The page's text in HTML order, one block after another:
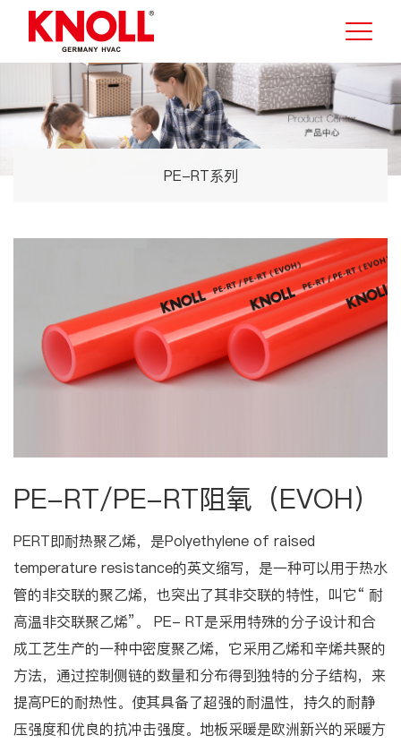
PE-RT系列
PE-RT/PE-RT阻氧（EVOH）
PERT即耐热聚乙烯，是Polyethylene of raised
temperature resistance的英文缩写，是一种可以用于热水
管的非交联的聚乙烯，也突出了其非交联的特性，叫它“ 耐
高温非交联聚乙烯”。 PE- RT是采用特殊的分子设计和合
成工艺生产的一种中密度聚乙烯，它采用乙烯和辛烯共聚的
方法，通过控制侧链的数量和分布得到独特的分子结构，来
提高PE的耐热性。使其具备了超强的耐温性，持久的耐静
压强度和优良的抗冲击强度。地板采暖是欧洲新兴的采暖方